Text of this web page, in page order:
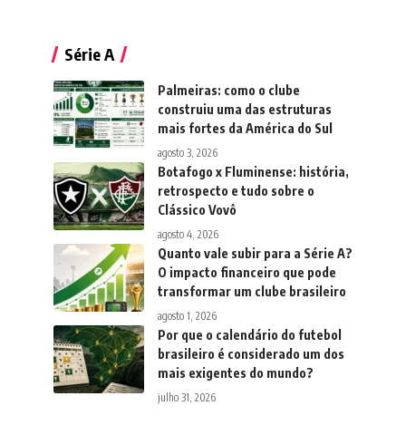
Série A
Palmeiras: como o clube
construiu uma das estruturas
mais fortes da América do Sul
agosto 3, 2026
Botafogo x Fluminense: história,
retrospecto e tudo sobre o
Clássico Vovô
agosto 4, 2026
Quanto vale subir para a Série A?
O impacto financeiro que pode
transformar um clube brasileiro
agosto 1, 2026
Por que o calendário do futebol
brasileiro é considerado um dos
mais exigentes do mundo?
julho 31, 2026